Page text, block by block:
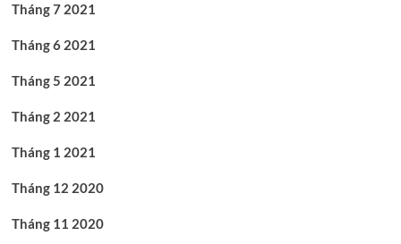
Tháng 7 2021
Tháng 6 2021
Tháng 5 2021
Tháng 2 2021
Tháng 1 2021
Tháng 12 2020
Tháng 11 2020